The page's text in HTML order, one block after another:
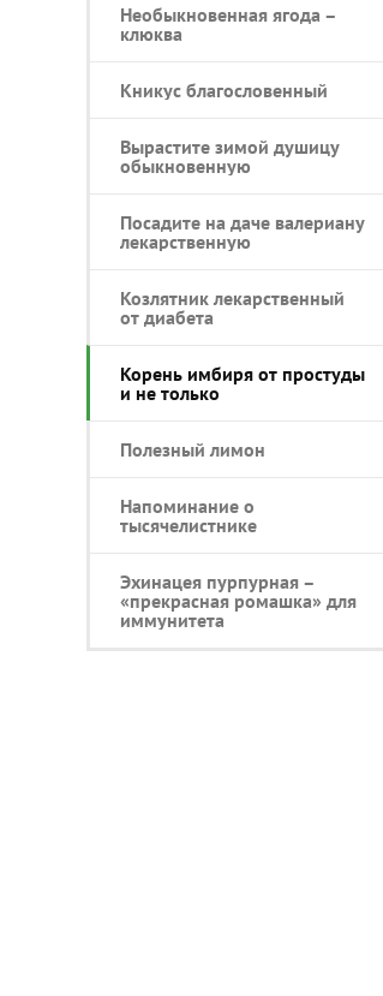
Необыкновенная ягода –
клюква
Кникус благословенный
Вырастите зимой душицу
обыкновенную
Посадите на даче валериану
лекарственную
Козлятник лекарственный
от диабета
Корень имбиря от простуды
и не только
Полезный лимон
Напоминание о
тысячелистнике
Эхинацея пурпурная –
«прекрасная ромашка» для
иммунитета